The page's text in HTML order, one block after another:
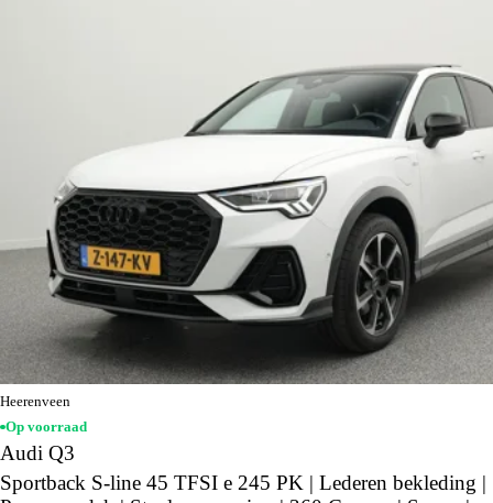
Heerenveen
Op voorraad
Audi Q3
Sportback S-line 45 TFSI e 245 PK | Lederen bekleding |